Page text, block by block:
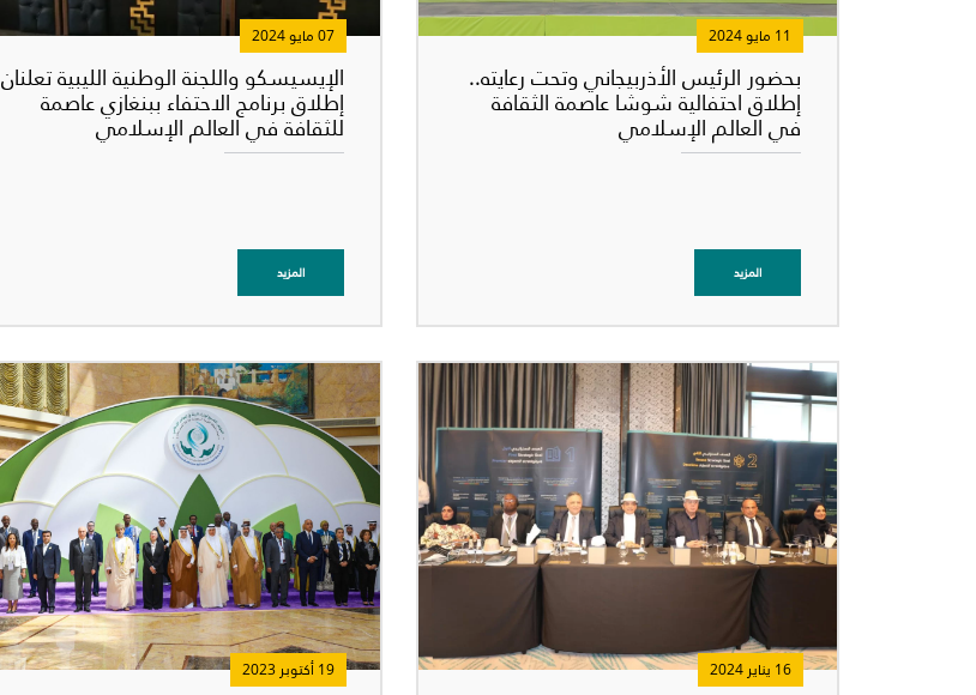
11 مايو 2024
بحضور الرئيس الأذربيجاني وتحت رعايته..
إطلاق احتفالية شوشا عاصمة الثقافة
في العالم الإسلامي
المزيد
07 مايو 2024
الإيسيسكو واللجنة الوطنية الليبية تعلنان
إطلاق برنامج الاحتفاء ببنغازي عاصمة
للثقافة في العالم الإسلامي
المزيد
16 يناير 2024 19 أكتوبر 2023